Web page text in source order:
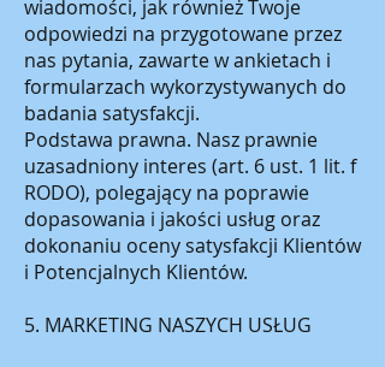
wiadomości, jak również Twoje
odpowiedzi na przygotowane przez
nas pytania, zawarte w ankietach i
formularzach wykorzystywanych do
badania satysfakcji.
Podstawa prawna. Nasz prawnie
uzasadniony interes (art. 6 ust. 1 lit. f
RODO), polegający na poprawie
dopasowania i jakości usług oraz
dokonaniu oceny satysfakcji Klientów
i Potencjalnych Klientów.
5. MARKETING NASZYCH USŁUG